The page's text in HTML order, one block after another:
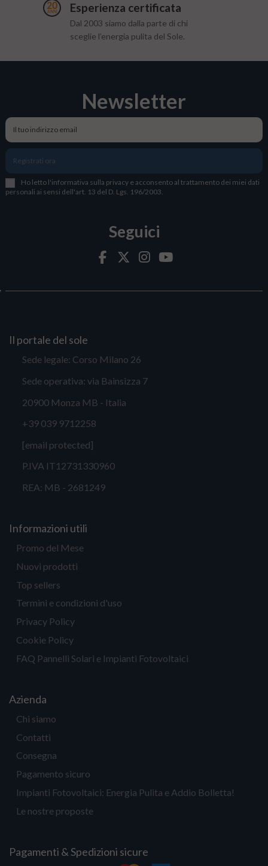
Esperienza certificata
Dal 2003 siamo dalla parte di chi
sceglie l’energia pulita del Sole.
Newsletter
Registrati ora
Ho letto l'informativa sulla privacy e acconsento al trattamento dei miei dati
personali ai sensi dell'art. 13 del D. Lgs. 196/2003.
Seguici
Il portale del sole
Sede legale: Corso Milano 26
Sede operativa: via Bainsizza 7
20900 Monza MB - Italia
+39 039 9712258
[email protected]
P.IVA IT12731330960
REA: MB - 2681249
Informazioni utili
Promo del Mese
Nuovi prodotti
Top sellers
Termini e condizioni d'uso
Privacy Policy
Cookie Policy
FAQ Pannelli Solari e Impianti Fotovoltaici
Azienda
Chi siamo
Contatti
Consegna
Pagamento sicuro
Impianti Fotovoltaici: Energia Pulita e Addio Bolletta!
Le nostre proposte
Pagamenti & Spedizioni sicure